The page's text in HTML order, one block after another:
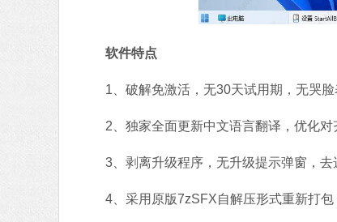
软件特点
1、破解免激活，无30天试用期，无哭脸
2、独家全面更新中文语言翻译，优化对
3、剥离升级程序，无升级提示弹窗，去
4、采用原版7zSFX自解压形式重新打包